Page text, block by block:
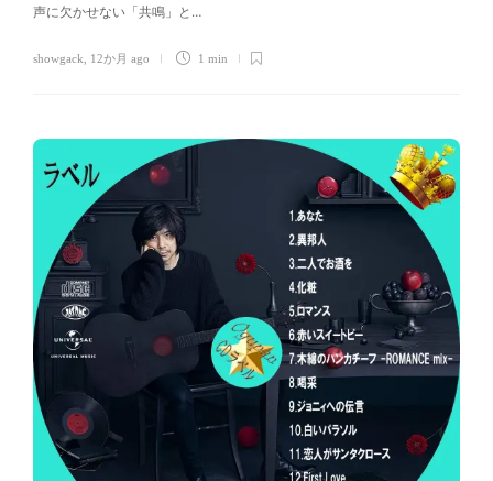
声に欠かせない「共鳴」と…
showgack 12か月 ago 1 min